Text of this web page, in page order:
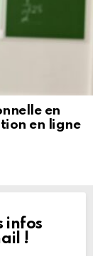
en
en ligne
infos
!